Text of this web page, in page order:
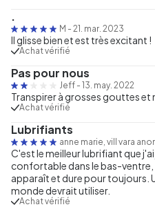
.
M - 21. mar. 2023
Il glisse bien et est très excitant !
Achat vérifié
Pas pour nous
Jeff - 13. may. 2022
Transpirer à grosses gouttes et
Achat vérifié
Lubrifiants
anne marie, vill vara
C'est le meilleur lubrifiant que
confortable dans le bas-
apparaît et dure pour toujours.
monde devrait utiliser.
Achat vérifié